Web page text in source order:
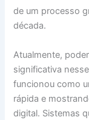
de um processo
década.
Atualmente,
significativa
funcionou como
rápida e
digital. Sistemas